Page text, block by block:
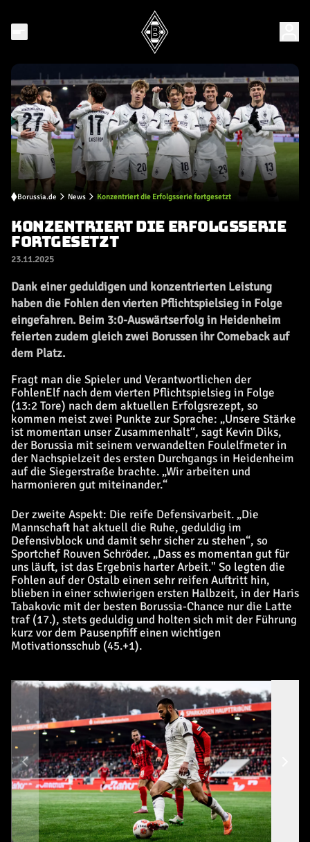
Borussia.de News Konzentriert die Erfolgsserie fortgesetzt
KONZENTRIERT DIE ERFOLGSSERIE
FORTGESETZT
23.11.2025
Dank einer geduldigen und konzentrierten Leistung
haben die Fohlen den vierten Pflichtspielsieg in Folge
eingefahren. Beim 3:0-Auswärtserfolg in Heidenheim
feierten zudem gleich zwei Borussen ihr Comeback auf
dem Platz.
Fragt man die Spieler und Verantwortlichen der
FohlenElf nach dem vierten Pflichtspielsieg in Folge
(13:2 Tore) nach dem aktuellen Erfolgsrezept, so
kommen meist zwei Punkte zur Sprache: „Unsere Stärke
ist momentan unser Zusammenhalt“, sagt Kevin Diks,
der Borussia mit seinem verwandelten Foulelfmeter in
der Nachspielzeit des ersten Durchgangs in Heidenheim
auf die Siegerstraße brachte. „Wir arbeiten und
harmonieren gut miteinander.“
Der zweite Aspekt: Die reife Defensivarbeit. „Die
Mannschaft hat aktuell die Ruhe, geduldig im
Defensivblock und damit sehr sicher zu stehen“, so
Sportchef Rouven Schröder. „Dass es momentan gut für
uns läuft, ist das Ergebnis harter Arbeit." So legten die
Fohlen auf der Ostalb einen sehr reifen Auftritt hin,
blieben in einer schwierigen ersten Halbzeit, in der Haris
Tabakovic mit der besten Borussia-Chance nur die Latte
traf (17.), stets geduldig und holten sich mit der Führung
kurz vor dem Pausenpfiff einen wichtigen
Motivationsschub (45.+1).